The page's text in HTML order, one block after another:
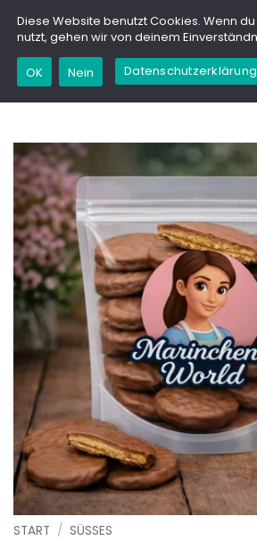
Inhalt
springen
Kaufe dieses Produkt und erhalte
START / SÜSSES
Diese Website benutzt Cookies. Wenn
nutzt, gehen wir von deinem
OK Nein Datenschutzerklärung